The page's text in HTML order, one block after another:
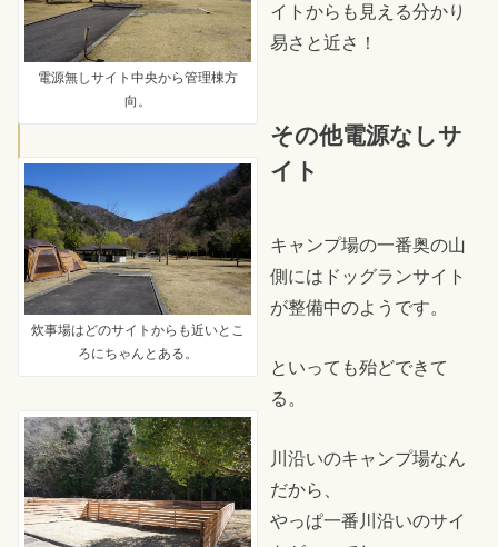
電源無しサイト中央から管理棟方
向。
炊事場はどのサイトからも近いとこ
ろにちゃんとある。
イトからも見える分かり
易さと近さ！
その他電源なしサ
イト
キャンプ場の一番奥の山
側にはドッグランサイト
が整備中のようです。
といっても殆どできて
る。
川沿いのキャンプ場なん
だから、
やっぱ一番川沿いのサイ